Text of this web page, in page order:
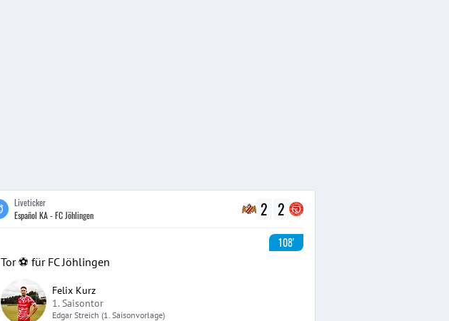
Liveticker
Español KA - FC Jöhlingen
2 2
108'
Tor ⚽️ für FC Jöhlingen
Felix Kurz
1. Saisontor
Edgar Streich (1. Saisonvorlage)